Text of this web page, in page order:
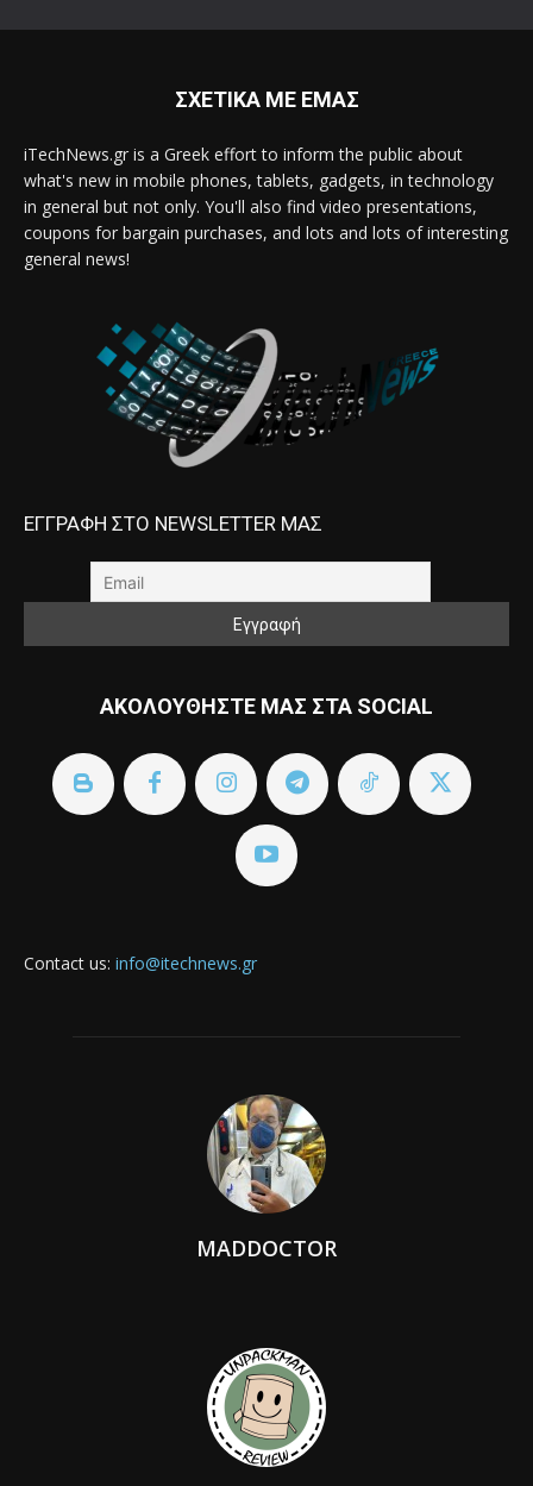
ΣΧΕΤΙΚΑ ΜΕ ΕΜΑΣ
iTechNews.gr is a Greek effort to inform the public about
what's new in mobile phones, tablets, gadgets, in technology
in general but not only. You'll also find video presentations,
coupons for bargain purchases, and lots and lots of interesting
general news!
ΕΓΓΡΑΦΗ ΣΤΟ NEWSLETTER ΜΑΣ
ΑΚΟΛΟΥΘΗΣΤΕ ΜΑΣ ΣΤΑ SOCIAL
Contact us: info@itechnews.gr
MADDOCTOR